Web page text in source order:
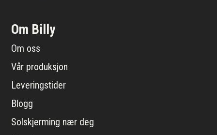
Om Billy
Om oss
Vår produksjon
Leveringstider
Blogg
Solskjerming nær deg